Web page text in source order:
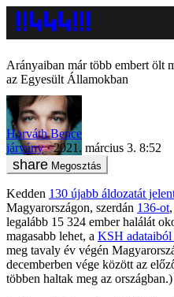
Arányaiban már több embert ölt
az Egyesült Államokban
Horváth Bence
járvány
2021. március 3. 8:52
Megosztás
Kedden 130 újabb áldozatát
Magyarországon, szerdán 136-ot
legalább 15 324 ember halálát
magasabb lehet, a KSH adataiból
meg tavaly év végén
decemberben vége között az
többen haltak meg az országban.)